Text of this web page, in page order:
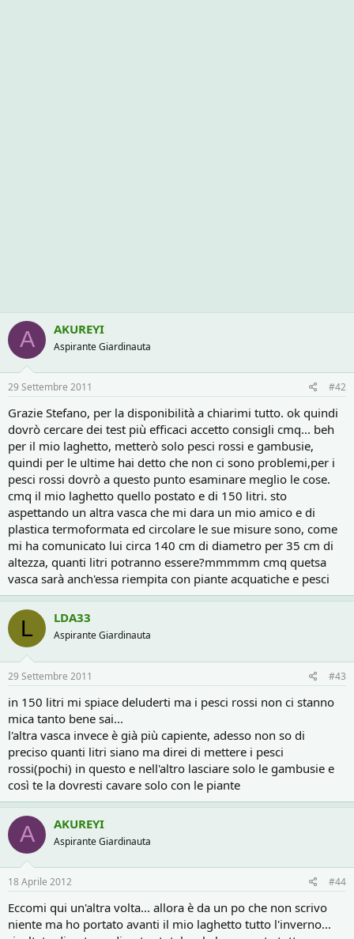
A AKUREYI
Aspirante Giardinauta
29 Settembre 2011 #42
Grazie Stefano, per la disponibilità a chiarimi tutto. ok quindi
dovrò cercare dei test più efficaci accetto consigli cmq... beh
per il mio laghetto, metterò solo pesci rossi e gambusie,
quindi per le ultime hai detto che non ci sono problemi,per i
pesci rossi dovrò a questo punto esaminare meglio le cose.
cmq il mio laghetto quello postato e di 150 litri. sto
aspettando un altra vasca che mi dara un mio amico e di
plastica termoformata ed circolare le sue misure sono, come
mi ha comunicato lui circa 140 cm di diametro per 35 cm di
altezza, quanti litri potranno essere?mmmmm cmq quetsa
vasca sarà anch'essa riempita con piante acquatiche e pesci
L LDA33
Aspirante Giardinauta
29 Settembre 2011 #43
in 150 litri mi spiace deluderti ma i pesci rossi non ci stanno
mica tanto bene sai...
l'altra vasca invece è già più capiente, adesso non so di
preciso quanti litri siano ma direi di mettere i pesci
rossi(pochi) in questo e nell'altro lasciare solo le gambusie e
così te la dovresti cavare solo con le piante
A AKUREYI
Aspirante Giardinauta
18 Aprile 2012 #44
Eccomi qui un'altra volta... allora è da un po che non scrivo
niente ma ho portato avanti il mio laghetto tutto l'inverno...